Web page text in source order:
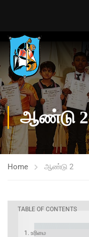
ஆண்டு 2
Home ஆண்டு 2
TABLE OF CONTENTS
1. உரிமை